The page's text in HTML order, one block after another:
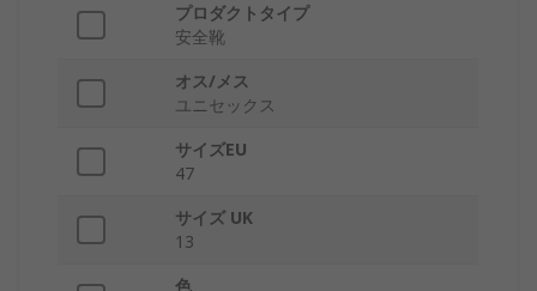
プロダクトタイプ
安全靴
オス/メス
ユニセックス
サイズEU
47
サイズ UK
13
色